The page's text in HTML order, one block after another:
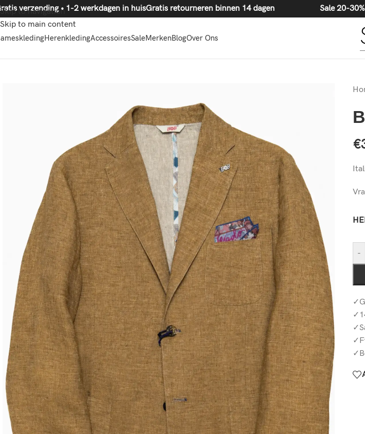
Skip to navigation
Skip to main content
20-30% korting op
verzending • 1-2 werkdagen in huisGratis retourneren binnen 14 dagen Sale 20-30%
HerenkledingAccessoiresSaleMerkenBlogOver Ons
€
-